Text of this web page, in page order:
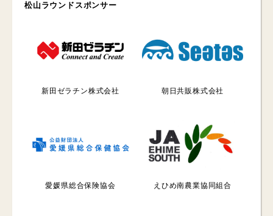
松山ラウンドスポンサー
新田ゼラチン株式会社 朝日共販株式会社
愛媛県総合保険協会 えひめ南農業協同組合